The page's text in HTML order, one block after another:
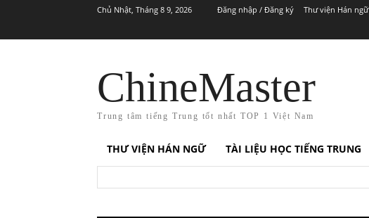
Chủ Nhật, Tháng 8 9, 2026 Đăng nhập / Đăng ký Thư viện Hán ngữ
ChineMaster
Trung tâm tiếng Trung tốt nhất TOP 1 Việt Nam
THƯ VIỆN HÁN NGỮ TÀI LIỆU HỌC TIẾNG TRUNG